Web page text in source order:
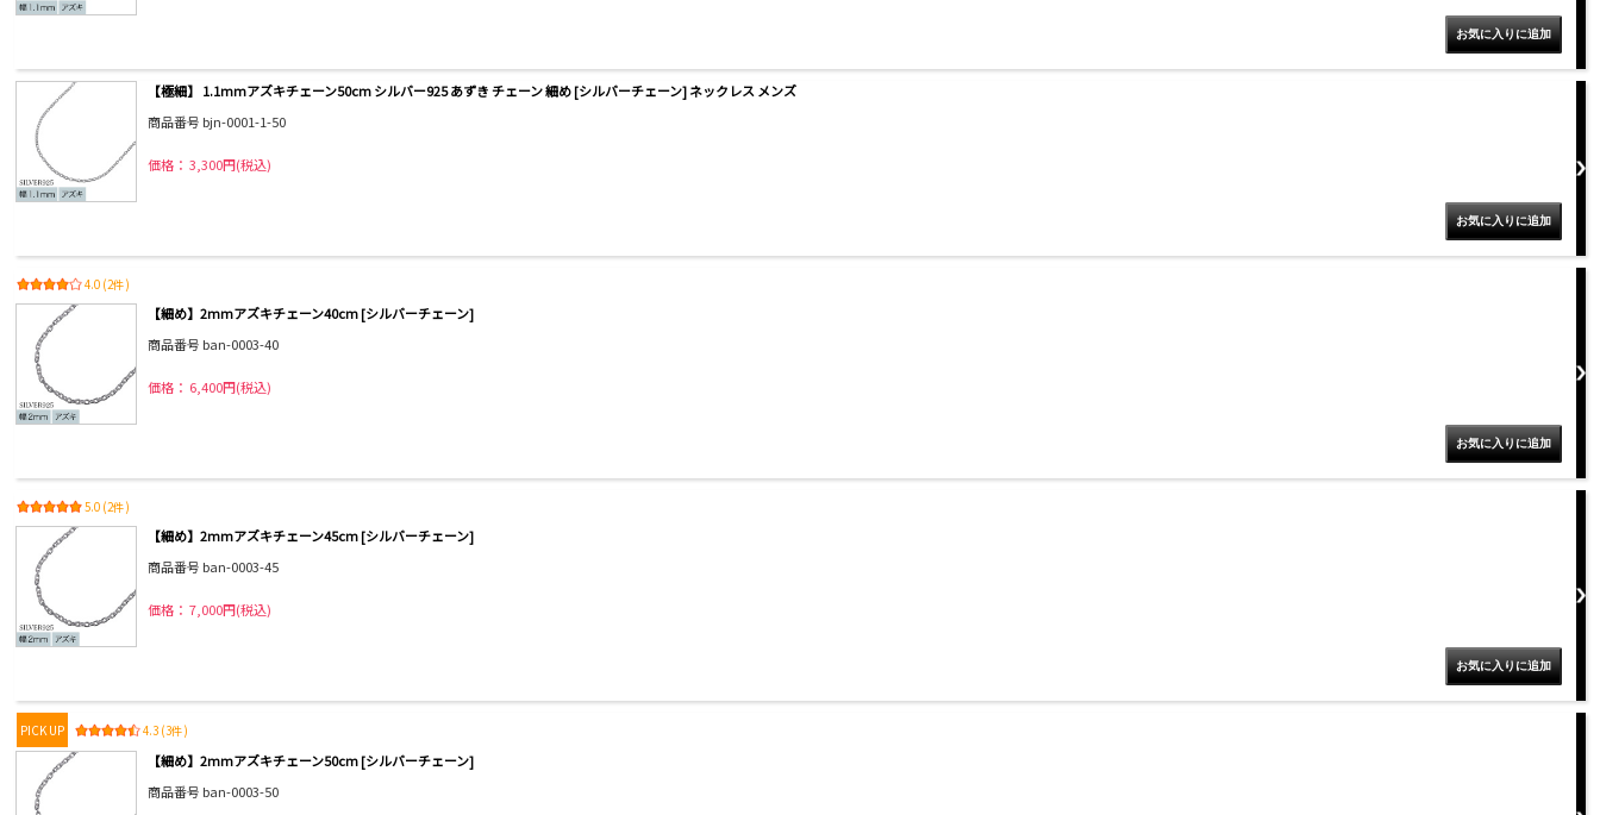
【極細】 1.1mmアズキチェーン50cm シルバー925 あずき チェーン 細め [シルバーチェーン] ネックレス メンズ
商品番号 bjn-0001-1-50
価格： 3,300円(税込)
4.0 (2件)
【細め】2mmアズキチェーン40cm [シルバーチェーン]
商品番号 ban-0003-40
価格： 6,400円(税込)
5.0 (2件)
【細め】2mmアズキチェーン45cm [シルバーチェーン]
商品番号 ban-0003-45
価格： 7,000円(税込)
PICK UP 4.3 (3件)
【細め】2mmアズキチェーン50cm [シルバーチェーン]
商品番号 ban-0003-50